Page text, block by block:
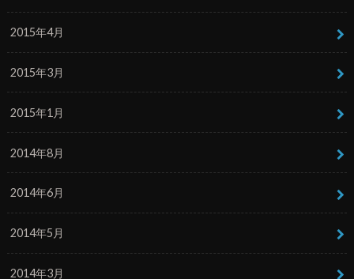
2015年4月
2015年3月
2015年1月
2014年8月
2014年6月
2014年5月
2014年3月